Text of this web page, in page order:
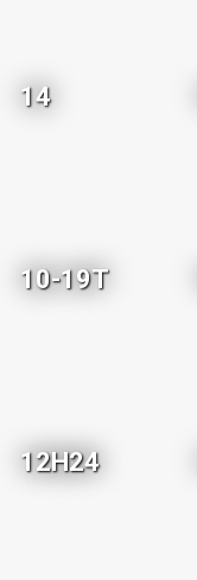
14
10-19T
12H24